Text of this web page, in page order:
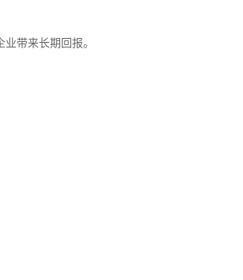
带来长期回报。